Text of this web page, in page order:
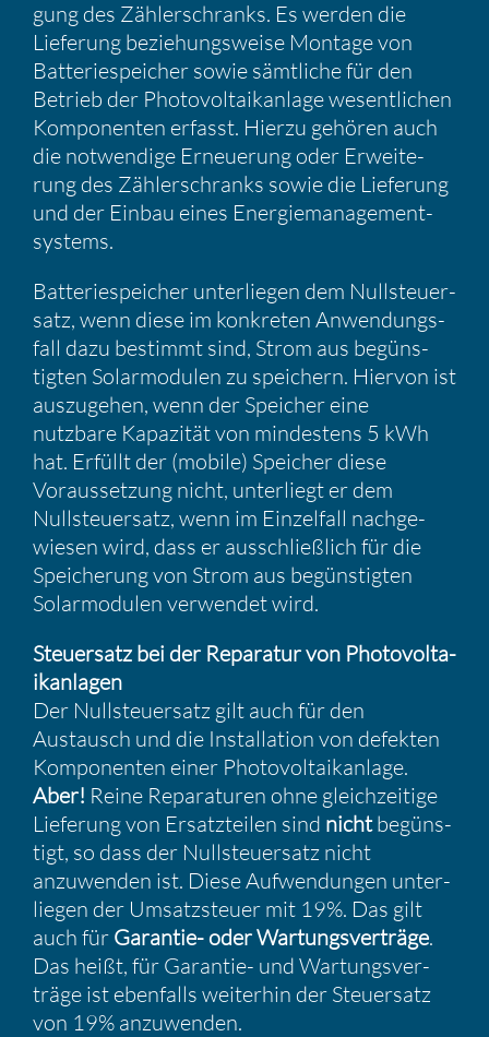
gung des Zähler­schranks. Es werden die
Liefe­rung bezie­hungs­weise Montage von
Batte­rie­spei­cher sowie sämtliche für den
Betrieb der Photo­vol­ta­ik­an­lage wesent­li­chen
Kompo­nenten erfasst. Hierzu gehören auch
die notwen­dige Erneue­rung oder Erwei­te­
rung des Zähler­schranks sowie die Liefe­rung
und der Einbau eines Energie­ma­nage­ment­
sys­tems.
Batte­rie­spei­cher unter­liegen dem Nullsteu­er­
satz, wenn diese im konkreten Anwen­dungs­
fall dazu bestimmt sind, Strom aus begüns­
tigten Solar­mo­dulen zu speichern. Hiervon ist
auszu­gehen, wenn der Speicher eine
nutzbare Kapazität von mindes­tens 5 kWh
hat. Erfüllt der (mobile) Speicher diese
Voraus­set­zung nicht, unter­liegt er dem
Nullsteu­er­satz, wenn im Einzel­fall nachge­
wiesen wird, dass er ausschließ­lich für die
Speiche­rung von Strom aus begüns­tigten
Solar­mo­dulen verwendet wird.
Steuer­satz bei der Reparatur von Photo­vol­ta­
ik­an­lagen
Der Nullsteu­er­satz gilt auch für den
Austausch und die Instal­la­tion von defekten
Kompo­nenten einer Photo­vol­ta­ik­an­lage.
Aber! Reine Repara­turen ohne gleich­zei­tige
Liefe­rung von Ersatz­teilen sind nichtbegüns­
tigt, so dass der Nullsteu­er­satz nicht
anzuwenden ist. Diese Aufwen­dungen unter­
liegen der Umsatz­steuer mit 19%. Das gilt
auch für Garantie- oder Wartungs­ver­träge.
Das heißt, für Garantie- und Wartungs­ver­
träge ist ebenfalls weiterhin der Steuer­satz
von 19% anzuwenden.